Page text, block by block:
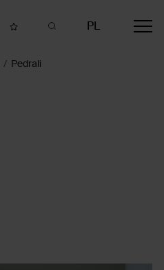
PL
Pedrali